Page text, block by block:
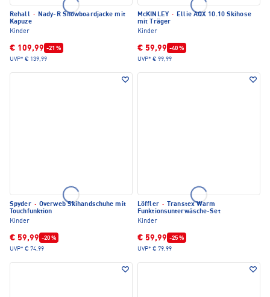
Rehall · Nady-R Snowboardjacke mit
Kapuze
Kinder
€ 109,99 -21 %
UVP* € 139,99
McKINLEY · Ellie AQX 10.10 Skihose
mit Träger
Kinder
€ 59,99 -40 %
UVP* € 99,99
Spyder · Overweb Skihandschuhe mit
Touchfunktion
Kinder
€ 59,99 -20 %
UVP* € 74,99
Löffler ·
Transtex Warm
Funktionsunterwäsche-Set
Kinder
€ 59,99 -25 %
UVP* € 79,99